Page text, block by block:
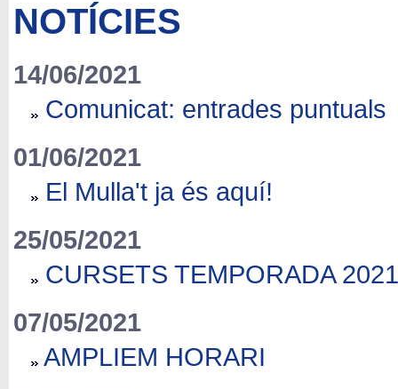
NOTÍCIES
14/06/2021
Comunicat: entrades puntuals
01/06/2021
El Mulla't ja és aquí!
25/05/2021
CURSETS TEMPORADA
07/05/2021
AMPLIEM HORARI